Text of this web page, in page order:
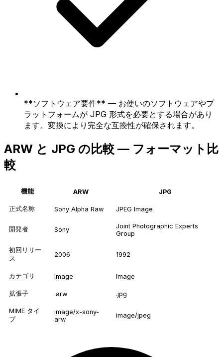
**ソフトウェア要件** — お使いのソフトウェアやプ
ラットフォームが JPG 形式を必要とする場合があり
ます。変換により完全な互換性が確保されます。
ARW と JPG の比較 — フォーマット比
較
機能 ARW JPG
正式名称 Sony Alpha Raw JPEG Image
開発者 Sony
Joint Photographic Experts
Group
初回リリー
ス
2006 1992
カテゴリ Image Image
拡張子 .arw .jpg
MIME タイ
プ
image/x-sony-
arw
image/jpeg